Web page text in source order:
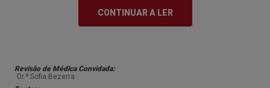
sofrimento e limitando as suas atividades diárias.
As fobias dividem-se em duas categorias
Fobias específicas ou simples
com um objeto ou situação específica, como medo
CONTINUAR A LER
Revisão de Médica Convidada:
Dr.ª Sofia Bezerra